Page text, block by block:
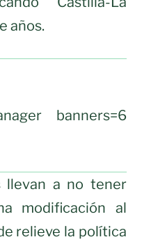
años.
banners=6
llevan a no tener
modificación al
relieve la política